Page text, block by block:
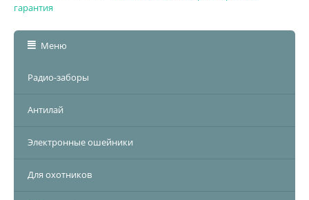
гарантия
Меню
Радио-заборы
Антилай
Электронные ошейники
Для охотников